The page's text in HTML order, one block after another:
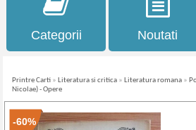
Categorii Noutati
Printre Carti » Literatura si critica » Literatura romana »
Nicolae) - Opere
-60%